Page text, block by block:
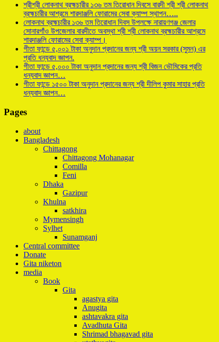
শ্রীশ্রী লোকনাথ ব্রহ্মচারীর ১৩৬ তম তিরোধান দিবসে বারদী শ্রী শ্রী লোকনাথ
ব্রহ্মচারীর আশ্রমে শারদাঞ্জলি ফোরামের সেবা ক্যাম্প স্থাপন…..
লোকনাথ ব্রহ্মচারীর ১৩৬ তম তিরোধান দিবস উপলক্ষে নারায়ণগঞ্জ জেলার
সোনারগাঁও উপজেলার বারদীতে অবস্থা শ্রী শ্রী লোকনাথ ব্রহ্মচারীর আশ্রমে
শারদাঞ্জলি ফোরামের সেবা ক্যাম্প।
গীতা ফান্ডে ৫,০০১ টাকা অনুদান প্রদানের জন্য শ্রী অয়ন সরকার (সুমন) এর
প্রতি ধন্যবাদ জ্ঞাপন.
গীতা ফান্ডে ৫,০০০ টাকা অনুদান প্রদানের জন্য শ্রী বিজন ভৌমিকের প্রতি
ধন্যবাদ জ্ঞাপন…
গীতা ফান্ডে ১৫০০ টাকা অনুদান প্রদানের জন্য শ্রী দীলিপ কুমার সাহার প্রতি
ধন্যবাদ জ্ঞাপন…
Pages
about
Bangladesh
Chittagong
Chittagong Mohanagar
Comilla
Feni
Dhaka
Gazipur
Khulna
satkhira
Mymensingh
Sylhet
Sunamganj
Central committee
Donate
Gita niketon
media
Book
Gita
agastya gita
Anugita
ashtavakra gita
Avadhuta Gita
Shrimad bhagavad gita